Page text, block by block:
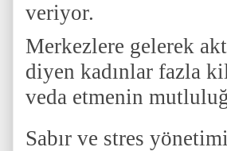
veriyor.
Merkezlere gelerek
diyen kadınlar fazla
veda etmenin
Sabır ve stres